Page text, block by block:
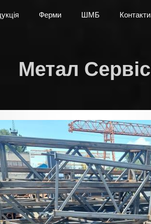
Ферми ШМБ Контакти
Метал Сервіс